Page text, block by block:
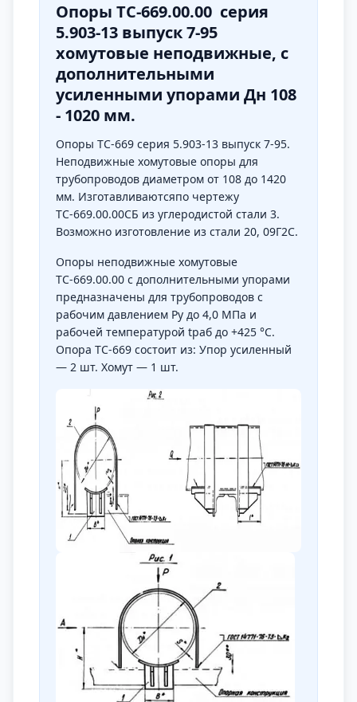
Опоры ТС-669.00.00 серия
5.903-13 выпуск 7-95
хомутовые неподвижные, с
дополнительными
усиленными упорами Дн 108
- 1020 мм.
Опоры ТС-669 серия 5.903-13 выпуск 7-95.
Неподвижные хомутовые опоры для
трубопроводов диаметром от 108 до 1420
мм. Изготавливаютсяпо чертежу
ТС-669.00.00СБ из углеродистой стали 3.
Возможно изготовление из стали 20, 09Г2С.
Опоры неподвижные хомутовые
ТС-669.00.00 с дополнительными упорами
предназначены для трубопроводов с
рабочим давлением Pу до 4,0 МПа и
рабочей температурой tраб до +425 °С.
Опора ТС-669 состоит из: Упор усиленный
— 2 шт. Хомут — 1 шт.